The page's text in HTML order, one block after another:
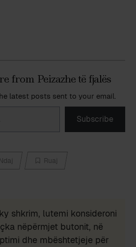
from Peizazhe të fjalës
latest posts sent to your email.
Subscribe
Ndaj Ruaj
shkrim, lutemi konsideroni
nëpërmjet butonit, në
dhe mbështetjeje për